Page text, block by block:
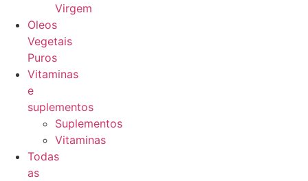
Virgem
Oleos
Vegetais
Puros
Vitaminas
e
suplementos
Suplementos
Vitaminas
Todas
as